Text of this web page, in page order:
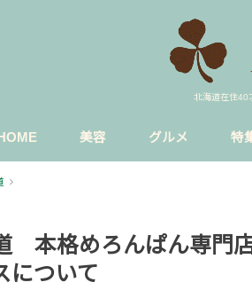
北海道在住40
HOME 美容 グルメ 特
本格めろんぱん専門
について